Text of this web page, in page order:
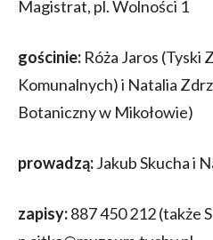
Magistrat, pl. Wolności 1
gościnie: Róża Jaros (Tyski
Komunalnych) i Natalia
Botaniczny w Mikołowie)
prowadzą:Jakub Skucha i
zapisy:887 450 212 (także